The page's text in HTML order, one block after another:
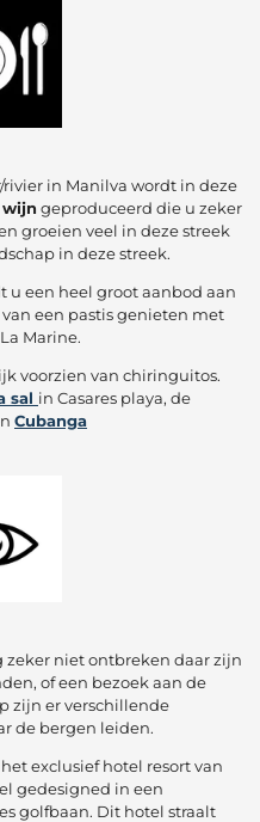
in Manilva wordt in deze
geproduceerd die u zeker
groeien veel in deze streek
in deze streek.
u een heel groot aanbod aan
van een pastis genieten met
Marine.
voorzien van chiringuitos.
sal in Casares playa, de
Cubanga
zeker niet ontbreken daar zijn
of een bezoek aan de
zijn er verschillende
de bergen leiden.
exclusief hotel resort van
gedesigned in een
golfbaan. Dit hotel straalt